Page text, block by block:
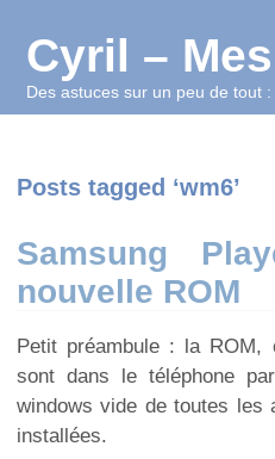
Cyril –
Des astuces sur un peu de tout
Posts tagged ‘wm6’
Samsung
nouvelle ROM
Petit préambule : la ROM,
sont dans le téléphone
windows vide de toutes les
installées.